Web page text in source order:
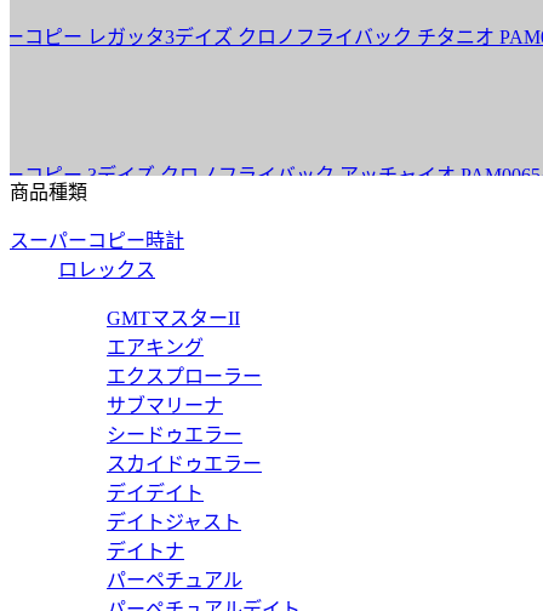
ー レガッタ3デイズ クロノフライバック チタニオ
ー 3デイズ クロノフライバック アッチャイオ PAM00654 【
ー 3デイズオートマティックアッチャイオ PAM01523 【
ー マリーナ 3デイズ PAM01312 【2020年新作】
ー 3デイズ ＧＭＴ オートマチック チェラミカ PAM01441
商品種類
スーパーコピー時計
ロレックス
GMTマスターII
エアキング
エクスプローラー
サブマリーナ
シードゥエラー
スカイドゥエラー
デイデイト
デイトジャスト
デイトナ
パーペチュアル